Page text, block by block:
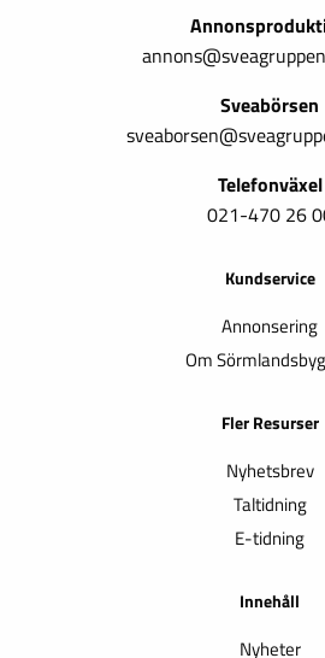
Sveabörsen
Telefonväxel
021-470 26
Kundservice
Annonsering
Om
Fler Resurser
Nyhetsbrev
Taltidning
E-tidning
Innehåll
Nyheter